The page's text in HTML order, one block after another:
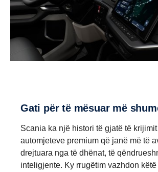
Gati për të mësuar më
Scania ka një histori të gjatë të
automjeteve premium që janë më të
drejtuara nga të dhënat, të
inteligjente. Ky rrugëtim vazhdon